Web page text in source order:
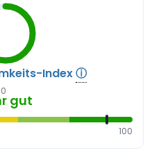
Indexⓘ
gut
100